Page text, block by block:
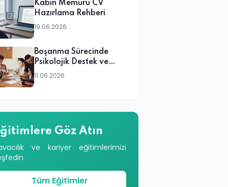
Kabin Memuru CV
Hazırlama Rehberi
19.06.2026
Boşanma Sürecinde
Psikolojik Destek ve
Danışmanlık
11.06.2026
Göz Atın
ve kariyer eğitimlerimizi
Tüm Eğitimler